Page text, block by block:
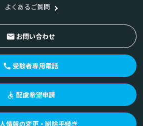
よくあるご質問
お問い合わせ
受験者専用電話
配慮希望申請
情報の変更・削除手続き